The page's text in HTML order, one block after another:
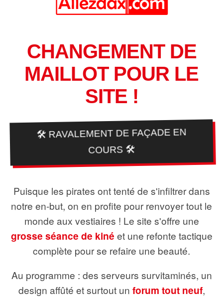
CHANGEMENT DE
MAILLOT POUR LE
SITE !
🛠️ RAVALEMENT DE FAÇADE EN
COURS 🛠️
Puisque les pirates ont tenté de s'infiltrer dans
notre en-but, on en profite pour renvoyer tout le
monde aux vestiaires ! Le site s'offre une
grosse séance de kiné et une refonte tactique
complète pour se refaire une beauté.
Au programme : des serveurs survitaminés, un
design affûté et surtout un forum tout neuf,